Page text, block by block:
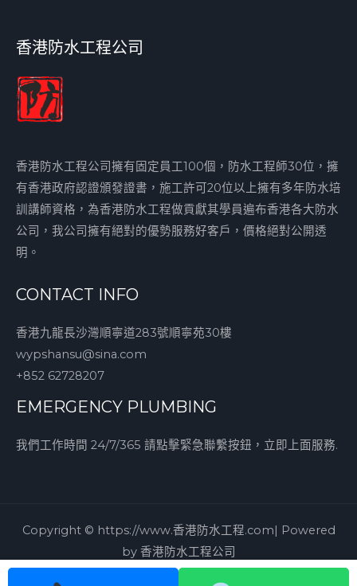
香港防水工程公司
香港防水工程公司擁有固定員工100個，防水工程師30位，擁
有香港政府認證頒發證書，施工許可20位以上擁有多年防水培
訓講師資格，為香港防水工程做貢獻其學員遍布香港各大防水
公司，我公司擁有絕對的優勢服務好客戶，價格絕對公開透
明。
CONTACT INFO
香港九龍長沙灣順寧道283號順寧苑30樓
wypshansu@sina.com
+852 62728207
EMERGENCY PLUMBING
我們工作時間 24/7/365 請點擊緊急聯繫按鈕，立即上面服務.
Copyright © https://www.香港防水工程.com| Powered
by 香港防水工程公司